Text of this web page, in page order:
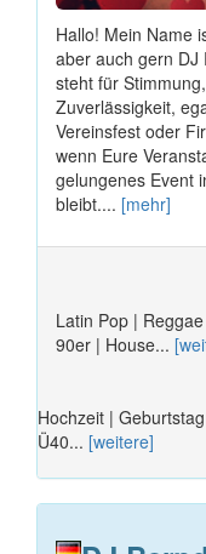
Hallo! Mein Name
aber auch gern DJ
steht für
Zuverlässigkeit,
Vereinsfest oder
wenn Eure
gelungenes Event
bleibt.... [mehr]
Latin Pop |
90er | House...
Hochzeit |
Ü40... [weitere]